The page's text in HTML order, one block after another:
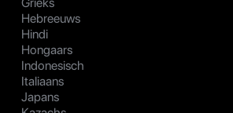
Hebreeuws
Hindi
Hongaars
Indonesisch
Italiaans
Japans